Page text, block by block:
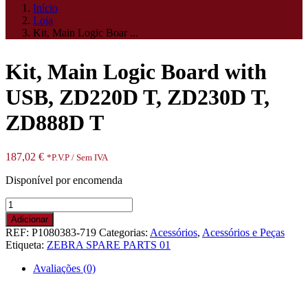
Início
Loja
Kit, Main Logic Boar ...
Kit, Main Logic Board with
USB, ZD220D T, ZD230D T,
ZD888D T
187,02 € *P.V.P / Sem IVA
Disponível por encomenda
Quantidade
de
Kit,
Main
Logic
Board
Adicionar
REF: P1080383-719 Categorias: Acessórios, Acessórios e Peças
Etiqueta: ZEBRA SPARE PARTS 01
Avaliações (0)